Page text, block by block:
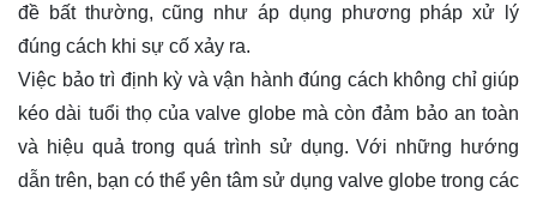
đề bất thường, cũng như áp dụng phương pháp xử lý
đúng cách khi sự cố xảy ra.
Việc bảo trì định kỳ và vận hành đúng cách không chỉ giúp
kéo dài tuổi thọ của valve globe mà còn đảm bảo an toàn
và hiệu quả trong quá trình sử dụng. Với những hướng
dẫn trên, bạn có thể yên tâm sử dụng valve globe trong các